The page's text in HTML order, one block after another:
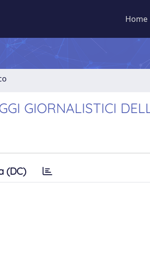
Home
GIORNALISTICI
(DC)